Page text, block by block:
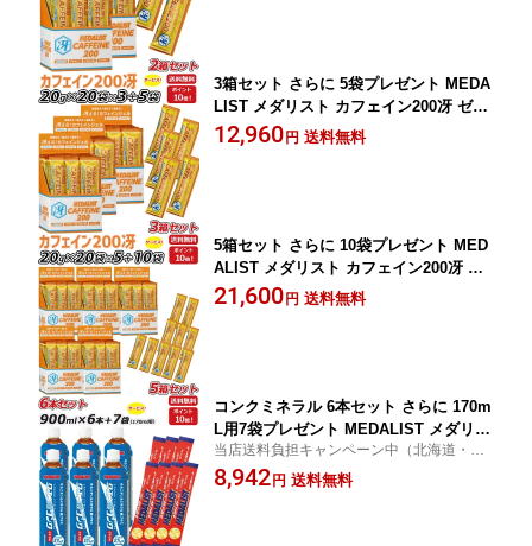
3箱セット さらに 5袋プレゼント MEDA
LIST メダリスト カフェイン200冴 ゼリ
ータイプ20g×20袋×3箱 集中力 アルギニ
ン エナジードリンク味 アリスト 即納
12,960 円 送料無料
5箱セット さらに 10袋プレゼント MED
ALIST メダリスト カフェイン200冴 ゼ
リータイプ20g×20袋×5箱 集中力 アルギ
ニン エナジードリンク味 アリスト 即納
21,600 円 送料無料
コンクミネラル 6本セット さらに 170m
L用7袋プレゼント MEDALIST メダリス
ト クエン酸コンクミネラル 鉄プラス 90
0mL×6本 1本で約27L分 クエン酸サプリ
当店送料負担キャンペーン中（北海道・沖
縄除く）
8,942 円 送料無料